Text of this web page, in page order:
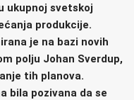
ukupnoj svetskoj
produkcije.
je na bazi novih
polju Johan Sverdup,
tih planova.
bila pozivana da se